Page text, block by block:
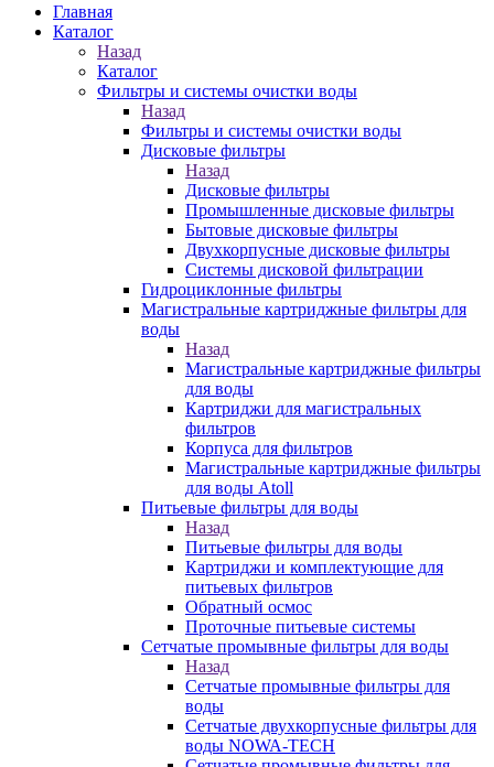
Главная
Каталог
Назад
Каталог
Фильтры и системы очистки воды
Назад
Фильтры и системы очистки воды
Дисковые фильтры
Назад
Дисковые фильтры
Промышленные дисковые фильтры
Бытовые дисковые фильтры
Двухкорпусные дисковые фильтры
Системы дисковой фильтрации
Гидроциклонные фильтры
Магистральные картриджные фильтры для
воды
Назад
Магистральные картриджные фильтры
для воды
Картриджи для магистральных
фильтров
Корпуса для фильтров
Магистральные картриджные фильтры
для воды Atoll
Питьевые фильтры для воды
Назад
Питьевые фильтры для воды
Картриджи и комплектующие для
питьевых фильтров
Обратный осмос
Проточные питьевые системы
Сетчатые промывные фильтры для воды
Назад
Сетчатые промывные фильтры для
воды
Сетчатые двухкорпусные фильтры для
воды NOWA-TECH